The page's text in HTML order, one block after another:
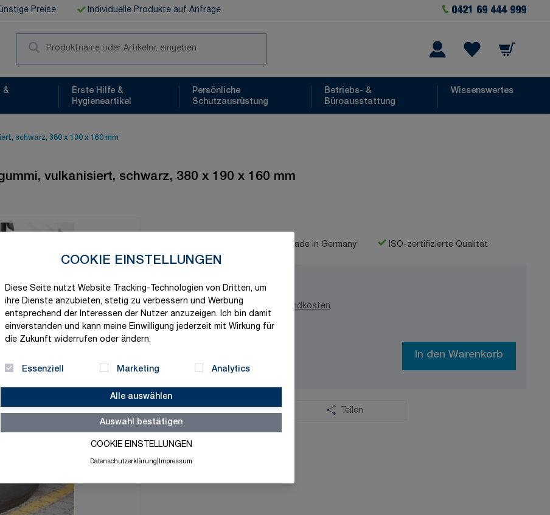
COOKIE EINSTELLUNGEN
Diese Seite nutzt Website Tracking-Technologien von Dritten, um
ihre Dienste anzubieten, stetig zu verbessern und Werbung
entsprechend der Interessen der Nutzer anzuzeigen. Ich bin damit
einverstanden und kann meine Einwilligung jederzeit mit Wirkung für
die Zukunft widerrufen oder ändern.
Essenziell Marketing Analytics
Alle auswählen
Auswahl bestätigen
COOKIE EINSTELLUNGEN
Datenschutzerklärung Impressum
Preise Individuelle Produkte auf Anfrage 0421 69 444 999
Warenkorb
&
Erste Hilfe &
Hygieneartikel
Persönliche
Schutzausrüstung
Betriebs- &
Büroausstattung
Wissenswertes
schwarz, 380 x 190 x 160 mm
vulkanisiert, schwarz, 380 x 190 x 160 mm
Made in Germany ISO-zertifizierte Qualität
51,42 €
exklusive MwSt. und zzgl. Versandkosten
Versandbereit in 3-5 Tage
In den Warenkorb
Merkliste Teilen